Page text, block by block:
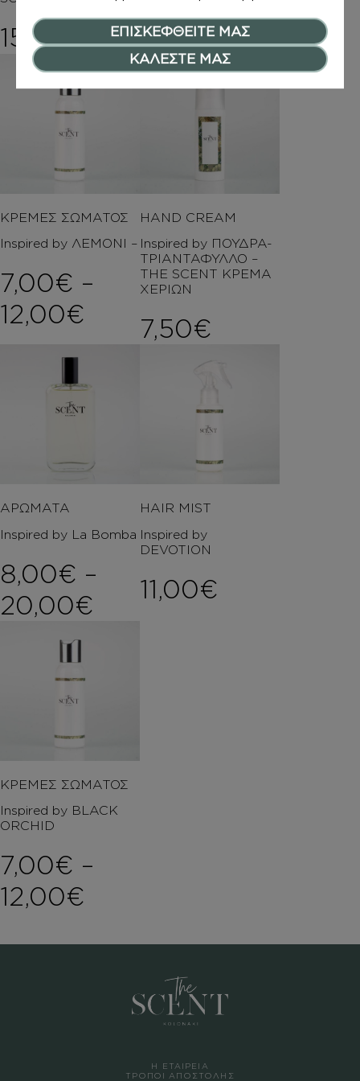
15,00€
7,00€ –
12,00€Price
ΚΡΕΜΕΣ ΣΩΜΑΤΟΣ
Inspired by ΛΕΜΟΝΙ –
7,00€ –
12,00€ Price range: 7,00€
HAND CREAM
Inspired by ΠΟΥΔΡΑ-
ΤΡΙΑΝΤΑΦΥΛΛΟ –
THE SCENT ΚΡΕΜΑ
ΧΕΡΙΩΝ
7,50€
ΑΡΩΜΑΤΑ
Inspired by La Bomba
8,00€ –
20,00€ Price range: 8,00€
HAIR MIST
Inspired by
DEVOTION
11,00€
ΚΡΕΜΕΣ ΣΩΜΑΤΟΣ
Inspired by BLACK
ORCHID
7,00€ –
12,00€
Η ΕΤΑΙΡΕΙΑ
ΤΡΟΠΟΙ ΑΠΟΣΤΟΛΗΣ
ΕΠΙΣΚΕΦΘΕΙΤΕ ΜΑΣ
ΚΑΛΕΣΤΕ ΜΑΣ